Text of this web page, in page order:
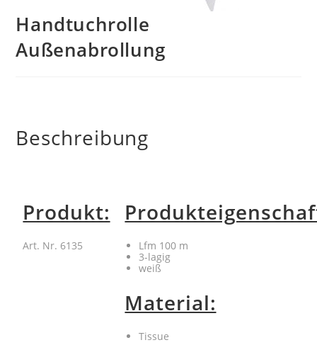
Handtuchrolle
Außenabrollung
Beschreibung
Produkt:
Art. Nr. 6135
Lfm 100 m
3-lagig
weiß
Material:
Tissue